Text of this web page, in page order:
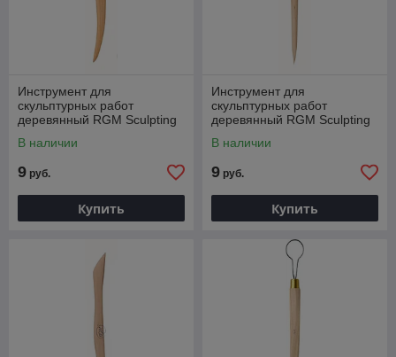
Инструмент для
скульптурных работ
деревянный RGM Sculpting
В наличии
9 руб.
Купить
Инструмент для
скульптурных работ
деревянный RGM Sculpting
В наличии
9 руб.
Купить